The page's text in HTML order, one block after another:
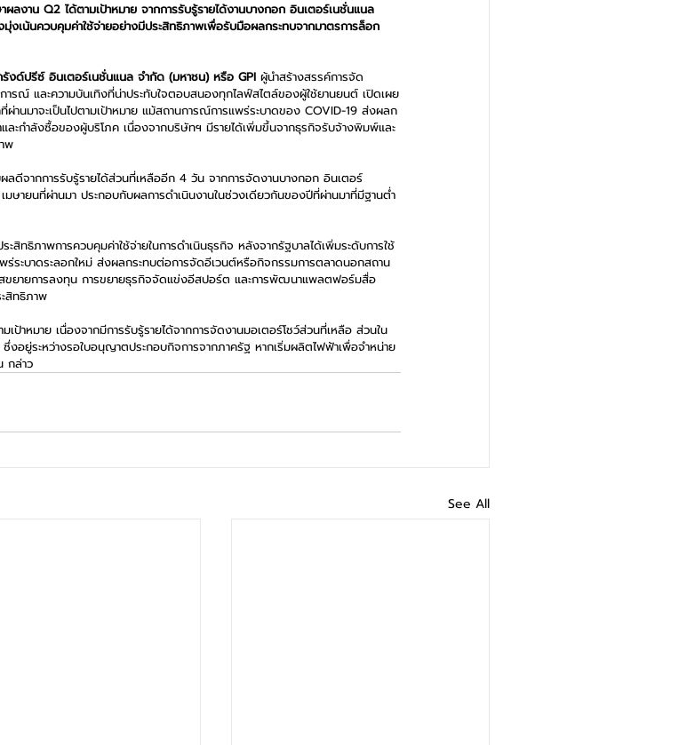
ลงาน Q2 ได้ตามเป้าหมาย จากการรับรู้รายได้งานบางกอก อินเตอร์เนชั่นแนล
เน้นควบคุมค่าใช้จ่ายอย่างมีประสิทธิภาพเพื่อรับมือผลกระทบจากมาตรการล็อก
รังด์ปรีซ์ อินเตอร์เนชั่นแนล จำกัด (มหาชน) หรือ GPI ผู้นำสร้างสรรค์การจัด
ารณ์ และความบันเทิงที่น่าประทับใจตอบสนองทุกไลฟ์สไตล์ของผู้ใช้ยานยนต์ เปิดเผย
านมาจะเป็นไปตามเป้าหมาย แม้สถานการณ์การแพร่ระบาดของ COVID-19 ส่งผลก
ะกำลังซื้อของผู้บริโภค เนื่องจากบริษัทฯ มีรายได้เพิ่มขึ้นจากธุรกิจรับจ้างพิมพ์และ
พ
ลดีจากการรับรู้รายได้ส่วนที่เหลืออีก 4 วัน จากการจัดงานบางกอก อินเตอร์
ายนที่ผ่านมา ประกอบกับผลการดำเนินงานในช่วงเดียวกันของปีที่ผ่านมาที่มีฐานต่ำ
ทธิภาพการควบคุมค่าใช้จ่ายในการดำเนินธุรกิจ หลังจากรัฐบาลได้เพิ่มระดับการใช้
ระบาดระลอกใหม่ ส่งผลกระทบต่อการจัดอีเวนต์หรือกิจกรรมการตลาดนอกสถาน
สขยายการลงทุน การขยายธุรกิจจัดแข่งอีสปอร์ต และการพัฒนาแพลตฟอร์มสื่อ
ะสิทธิภาพ
เป้าหมาย เนื่องจากมีการรับรู้รายได้จากการจัดงานมอเตอร์โชว์ส่วนที่เหลือ ส่วนใน
อยู่ระหว่างรอใบอนุญาตประกอบกิจการจากภาครัฐ หากเริ่มผลิตไฟฟ้าเพื่อจำหน่าย
กล่าว
See All